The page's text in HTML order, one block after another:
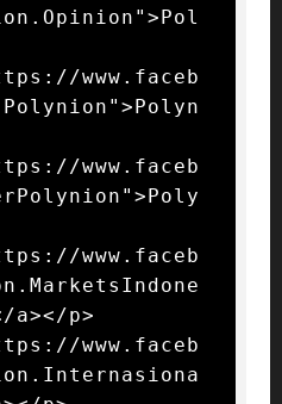
www.faceb
www.faceb
www.faceb
a></p>
www.faceb